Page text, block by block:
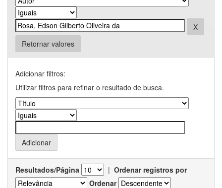
Retornar valores
Adicionar filtros:
Utilizar filtros para refinar o resultado de busca.
Resultados/Página | Ordenar registros por
Ordenar